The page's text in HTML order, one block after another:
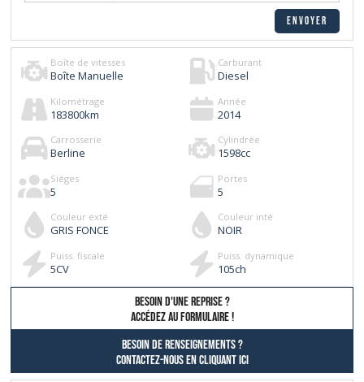
Boîte de vitesses
Boîte Manuelle
Carburant
Diesel
Kilométrage
183800km
Année
2014
Carrosserie
Berline
Cylindrée
1598cc
Sièges
5
Portes
5
Couleur exté
GRIS FONCE
Couleur inté
NOIR
Puiss. fiscale
5CV
Puiss. dynamique
105ch
besoin d'une reprise ?
AccÉdez au formulaire !
Besoin de renseignements ?
contactez-nous en cliquant ici